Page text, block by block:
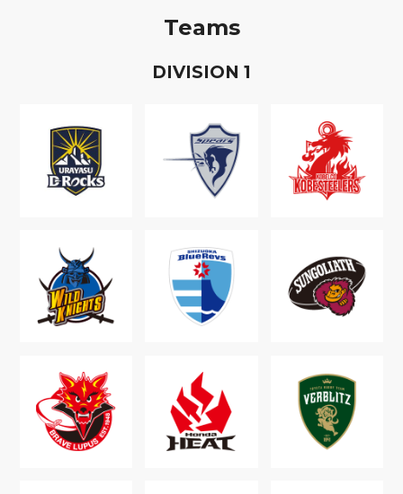
Teams
DIVISION 1